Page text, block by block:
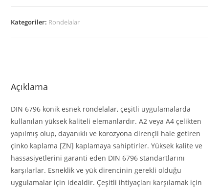
Kategoriler: Rondelalar
Açıklama
DIN 6796 konik esnek rondelalar, çeşitli uygulamalarda
kullanılan yüksek kaliteli elemanlardır. A2 veya A4 çelikten
yapılmış olup, dayanıklı ve korozyona dirençli hale getiren
çinko kaplama [ZN] kaplamaya sahiptirler. Yüksek kalite ve
hassasiyetlerini garanti eden DIN 6796 standartlarını
karşılarlar. Esneklik ve yük direncinin gerekli olduğu
uygulamalar için idealdir. Çeşitli ihtiyaçları karşılamak için